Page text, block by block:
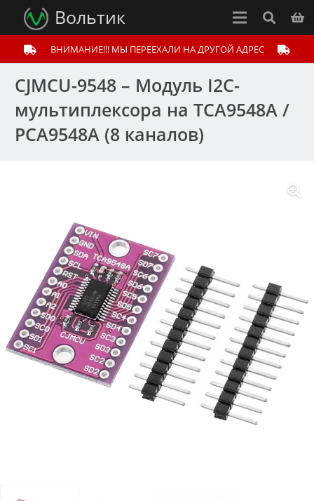
Вольтик
ВНИМАНИЕ!!! МЫ ПЕРЕЕХАЛИ НА ДРУГОЙ АДРЕС
CJMCU-9548 – Модуль I2C-
мультиплексора на TCA9548A /
PCA9548A (8 каналов)